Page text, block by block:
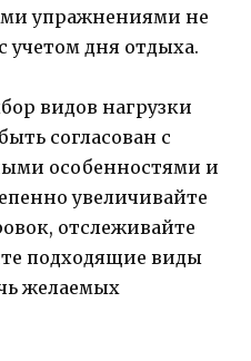
упражнениями не
учетом дня отдыха.
видов нагрузки
согласован с
особенностями и
увеличивайте
отслеживайте
подходящие виды
желаемых